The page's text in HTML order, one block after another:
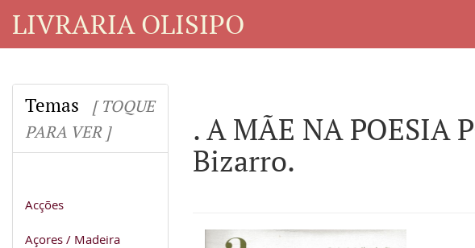
LIVRARIA OLISIPO
Temas
[ TOQUE
PARA VER ]
Acções
Açores / Madeira
. A MÃE NA POESIA
Bizarro.